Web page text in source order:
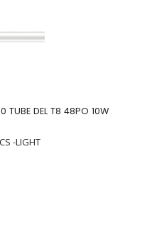
TUBE DEL T8 48PO 10W
-LIGHT